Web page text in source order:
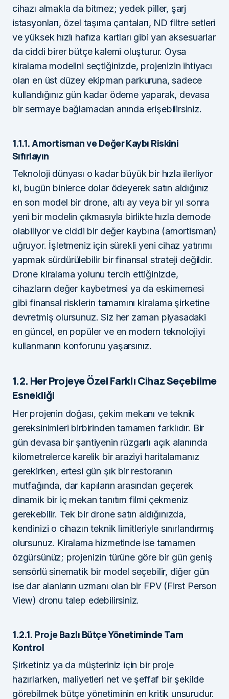
cihazı almakla da bitmez; yedek piller, şarj
istasyonları, özel taşıma çantaları, ND filtre setleri
ve yüksek hızlı hafıza kartları gibi yan aksesuarlar
da ciddi birer bütçe kalemi oluşturur. Oysa
kiralama modelini seçtiğinizde, projenizin ihtiyacı
olan en üst düzey ekipman parkuruna, sadece
kullandığınız gün kadar ödeme yaparak, devasa
bir sermaye bağlamadan anında erişebilirsiniz.
1.1.1. Amortisman ve Değer Kaybı Riskini
Sıfırlayın
Teknoloji dünyası o kadar büyük bir hızla ilerliyor
ki, bugün binlerce dolar ödeyerek satın aldığınız
en son model bir drone, altı ay veya bir yıl sonra
yeni bir modelin çıkmasıyla birlikte hızla demode
olabiliyor ve ciddi bir değer kaybına (amortisman)
uğruyor. İşletmeniz için sürekli yeni cihaz yatırımı
yapmak sürdürülebilir bir finansal strateji değildir.
Drone kiralama yolunu tercih ettiğinizde,
cihazların değer kaybetmesi ya da eskimemesi
gibi finansal risklerin tamamını kiralama şirketine
devretmiş olursunuz. Siz her zaman piyasadaki
en güncel, en popüler ve en modern teknolojiyi
kullanmanın konforunu yaşarsınız.
1.2. Her Projeye Özel Farklı Cihaz Seçebilme
Esnekliği
Her projenin doğası, çekim mekanı ve teknik
gereksinimleri birbirinden tamamen farklıdır. Bir
gün devasa bir şantiyenin rüzgarlı açık alanında
kilometrelerce karelik bir araziyi haritalamanız
gerekirken, ertesi gün şık bir restoranın
mutfağında, dar kapıların arasından geçerek
dinamik bir iç mekan tanıtım filmi çekmeniz
gerekebilir. Tek bir drone satın aldığınızda,
kendinizi o cihazın teknik limitleriyle sınırlandırmış
olursunuz. Kiralama hizmetinde ise tamamen
özgürsünüz; projenizin türüne göre bir gün geniş
sensörlü sinematik bir model seçebilir, diğer gün
ise dar alanların uzmanı olan bir FPV (First Person
View) dronu talep edebilirsiniz.
1.2.1. Proje Bazlı Bütçe Yönetiminde Tam
Kontrol
Şirketiniz ya da müşteriniz için bir proje
hazırlarken, maliyetleri net ve şeffaf bir şekilde
görebilmek bütçe yönetiminin en kritik unsurudur.